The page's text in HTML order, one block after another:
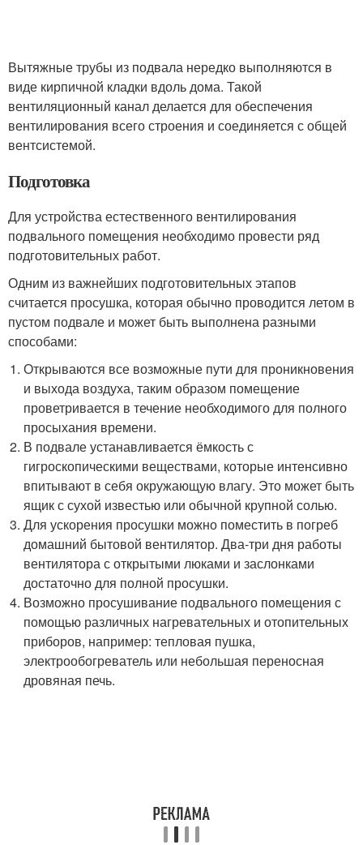
Вытяжные трубы из подвала нередко выполняются в
виде кирпичной кладки вдоль дома. Такой
вентиляционный канал делается для обеспечения
вентилирования всего строения и соединяется с общей
вентсистемой.
Подготовка
Для устройства естественного вентилирования
подвального помещения необходимо провести ряд
подготовительных работ.
Одним из важнейших подготовительных этапов
считается просушка, которая обычно проводится летом в
пустом подвале и может быть выполнена разными
способами:
Открываются все возможные пути для проникновения
и выхода воздуха, таким образом помещение
проветривается в течение необходимого для полного
просыхания времени.
В подвале устанавливается ёмкость с
гигроскопическими веществами, которые интенсивно
впитывают в себя окружающую влагу. Это может быть
ящик с сухой известью или обычной крупной солью.
Для ускорения просушки можно поместить в погреб
домашний бытовой вентилятор. Два-три дня работы
вентилятора с открытыми люками и заслонками
достаточно для полной просушки.
Возможно просушивание подвального помещения с
помощью различных нагревательных и отопительных
приборов, например: тепловая пушка,
электрообогреватель или небольшая переносная
дровяная печь.